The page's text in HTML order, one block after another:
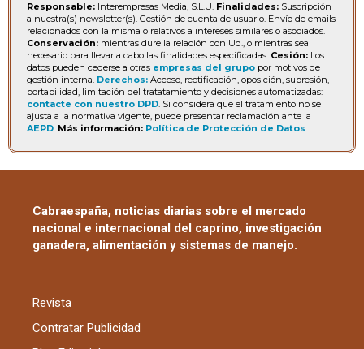
Responsable: Interempresas Media, S.L.U. Finalidades: Suscripción
a nuestra(s) newsletter(s). Gestión de cuenta de usuario. Envío de emails
relacionados con la misma o relativos a intereses similares o asociados.
Conservación: mientras dure la relación con Ud., o mientras sea
necesario para llevar a cabo las finalidades especificadas. Cesión: Los
datos pueden cederse a otras empresas del grupo por motivos de
gestión interna. Derechos: Acceso, rectificación, oposición, supresión,
portabilidad, limitación del tratatamiento y decisiones automatizadas:
contacte con nuestro DPD. Si considera que el tratamiento no se
ajusta a la normativa vigente, puede presentar reclamación ante la
AEPD. Más información: Política de Protección de Datos.
Cabraespaña, noticias diarias sobre el mercado
nacional e internacional del caprino, investigación
ganadera, alimentación y sistemas de manejo.
Revista
Contratar Publicidad